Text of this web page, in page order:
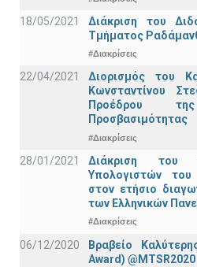
18/05/2021
Διάκριση του
Τμήματος
#Διακρίσεις
22/04/2021
Διορισμός του
Κωνσταντίνου
Προέδρου
Προσβασιμότητας
#Διακρίσεις
28/01/2021
Διάκριση του
Υπολογιστών του
στον ετήσιο
των Ελληνικών
#Διακρίσεις
06/12/2020
Βραβείο
Award) @MTSR2020